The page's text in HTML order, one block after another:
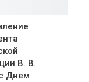
В. В.
Днем